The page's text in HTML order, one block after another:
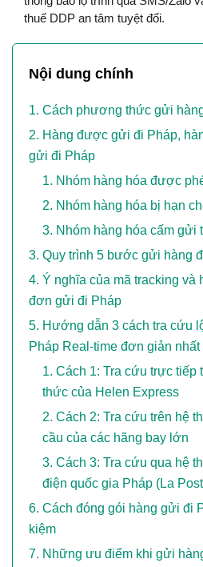
thuế DDP an tâm tuyệt đối.
Nội dung chính
Cách phương thức gửi
Hàng được gửi đi Pháp,
gửi đi Pháp
Nhóm hàng hóa được
Nhóm hàng hóa bị hạn
Nhóm hàng hóa cấm gửi
Quy trình 5 bước gửi hàng
Ý nghĩa của mã tracking và
đơn gửi đi Pháp
Hướng dẫn 3 cách tra cứu
Pháp Real-time đơn giản nhất
Cách 1: Tra cứu trực tiếp
thức của Helen Express
Cách 2: Tra cứu trên hệ
cầu của các hãng bay lớn
Cách 3: Tra cứu qua hệ
điện quốc gia Pháp (La
Cách đóng gói hàng gửi đi
kiệm
Những ưu điểm khi gửi